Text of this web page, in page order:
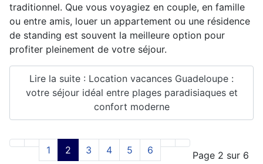
traditionnel. Que vous voyagiez en couple, en famille
ou entre amis, louer un appartement ou une résidence
de standing est souvent la meilleure option pour
profiter pleinement de votre séjour.
Lire la suite : Location vacances Guadeloupe :
votre séjour idéal entre plages paradisiaques et
confort moderne
Page 2 sur 6
1 2 3 4 5 6